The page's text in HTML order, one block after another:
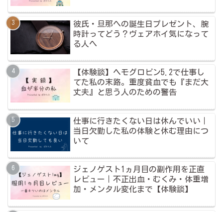
彼氏・旦那への誕生日プレゼント、腕
時計ってどう？ヴェアホイ気になって
る人へ
【体験談】ヘモグロビン5.2で仕事し
てた私の末路。重度貧血でも『まだ大
丈夫』と思う人のための警告
仕事に行きたくない日は休んでいい｜
当日欠勤した私の体験と休む理由につ
いて
ジェノゲスト1ヵ月目の副作用を正直
レビュー｜不正出血・むくみ・体重増
加・メンタル変化まで【体験談】